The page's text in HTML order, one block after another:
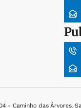
- Caminho das Árvores,